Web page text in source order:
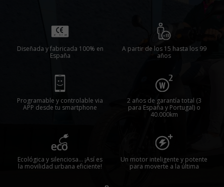
Diseñada y fabricada 100% en
España
A partir de los 15 hasta los 99
años
Programable y controlable via
APP desde tu smartphone
2 años de garantía total (3
para España y Portugal) o
40.000km
Ecológica y silenciosa... ¡Así es
la movilidad urbana eficiente!
Un motor inteligente y potente
para moverte a la última